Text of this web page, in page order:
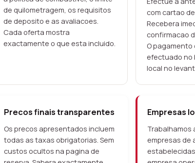
de quilometragem, os requisitos
de deposito e as avaliacoes.
Cada oferta mostra
exactamente o que esta incluido.
com cartao
Recebera
confirmacao
O
efectuado no
local no
Precos finais transparentes
Os precos apresentados incluem
todas as taxas obrigatorias. Sem
custos ocultos na pagina de
Empresas
Trabalhamos
empresas de